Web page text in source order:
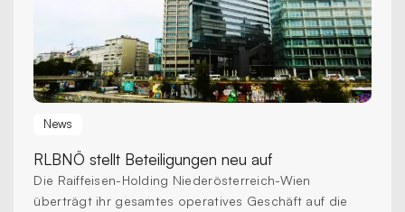
News
RLBNÖ stellt Beteiligungen neu auf
Die Raiffeisen-Holding Niederösterreich-Wien
überträgt ihr gesamtes operatives Geschäft auf die